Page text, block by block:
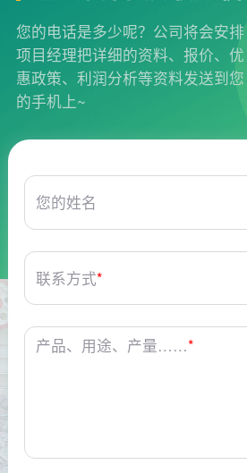
您的电话是多少呢？公司将会安排
项目经理把详细的资料、报价、优
惠政策、利润分析等资料发送到您
的手机上~
您的姓名
联系方式*
产品、用途、产量……*